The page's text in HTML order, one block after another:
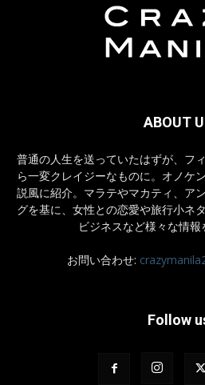
ABOUT
普通の人生を送っていたはずが、フ
ら一変クレイジーなものに。オノケ
説風に紹介。マラテやマカティ、ア
グを基に、女性との恋愛や旅行小ネ
ビジネスなど様々な情報
お問い合わせ:
Follow